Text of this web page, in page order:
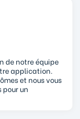
de notre équipe
application.
et nous vous
un